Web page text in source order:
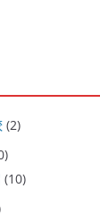
(2)
(10)